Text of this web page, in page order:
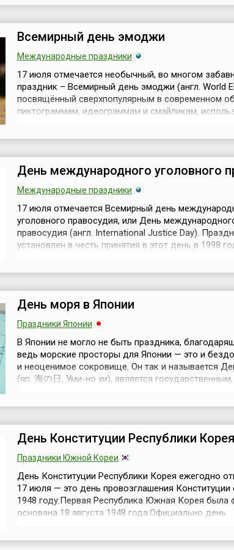
защитник колониальных народов, противник
Всемирный день эмоджи
Международные праздники
17 июля отмечается необычный, во многом
праздник – Всемирный день эмоджи (англ. World
посвящённый сверхпопулярным в современном
пиктограммам, идеограммам и смайликам,
совокупности способ...
День международного уголовного
Международные праздники
17 июля отмечается Всемирный день
уголовного правосудия, или День
правосудия (англ. International Justice Day).
установлен в честь принятия в этот день в 1998
основополагающим документом МУС началась...
День моря в Японии
Праздники Японии
В Японии не могло не быть праздника,
ведь морские просторы для Японии — это и
и неоценимое сокровище. Он так и называется
(яп. 海の日, Уми-но хи), является
Охотским мо...
День Конституции Республики Корея
Праздники Южной Кореи
День Конституции Республики Корея ежегодно
17 июля — это день провозглашения Конституции
1948 году.Первая Республика Южная Корея была
основана 18 августа 1948 года.Официально день